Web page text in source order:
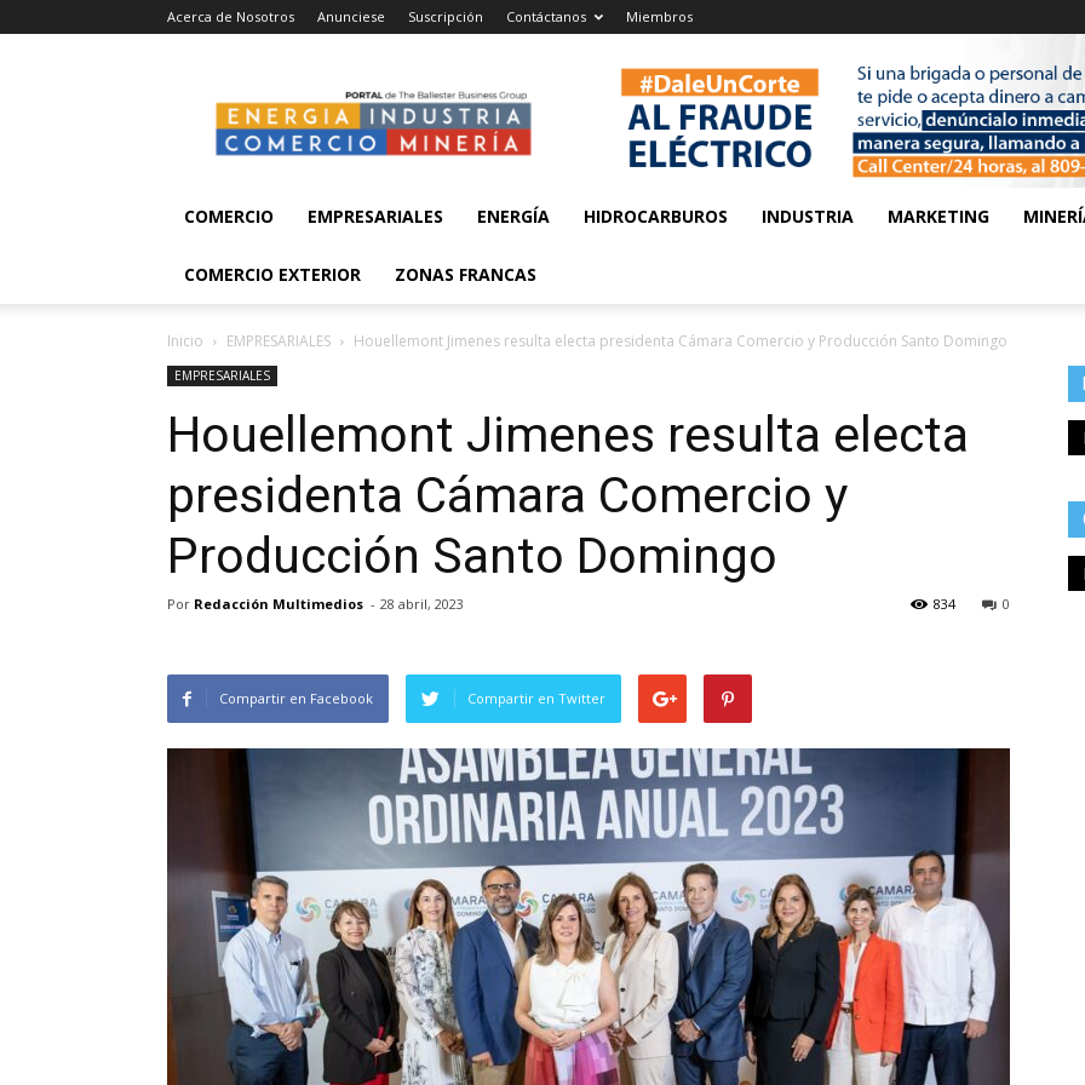
Acerca de Nosotros Anunciese Suscripción Contáctanos Miembros
Industria,
Comercio
y
COMERCIO
EMPRESARIALES ENERGÍA HIDROCARBUROS INDUSTRIA MARKETING
COMERCIO EXTERIOR ZONAS FRANCAS
Inicio EMPRESARIALES Houellemont Jimenes resulta electa presidenta Cámara Comercio y Producción Santo Domingo
EMPRESARIALES
Houellemont Jimenes resulta electa
presidenta Cámara Comercio y
Producción Santo Domingo
Por Redacción Multimedios - 28 abril, 2023 0
834
Compartir en Facebook Compartir en Twitter